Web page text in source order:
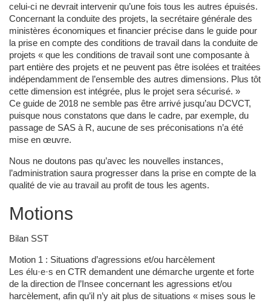
celui-ci ne devrait intervenir qu’une fois tous les autres épuisés.
Concernant la conduite des projets, la secrétaire générale des
ministères économiques et financier précise dans le guide pour
la prise en compte des conditions de travail dans la conduite de
projets « que les conditions de travail sont une composante à
part entière des projets et ne peuvent pas être isolées et traitées
indépendamment de l’ensemble des autres dimensions. Plus tôt
cette dimension est intégrée, plus le projet sera sécurisé. »
Ce guide de 2018 ne semble pas être arrivé jusqu’au DCVCT,
puisque nous constatons que dans le cadre, par exemple, du
passage de SAS à R, aucune de ses préconisations n’a été
mise en œuvre.
Nous ne doutons pas qu’avec les nouvelles instances,
l’administration saura progresser dans la prise en compte de la
qualité de vie au travail au profit de tous les agents.
Motions
Bilan SST
Motion 1 : Situations d’agressions et/ou harcèlement
Les élu·e·s en CTR demandent une démarche urgente et forte
de la direction de l’Insee concernant les agressions et/ou
harcèlement, afin qu’il n’y ait plus de situations « mises sous le